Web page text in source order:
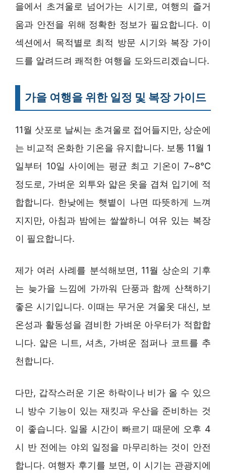
을에서 초겨울로 넘어가는 시기로, 여행의 즐거
움과 안전을 위해 정확한 정보가 필요합니다. 이
섹션에서 목적별로 최적 방문 시기와 복장 가이
드를 알려드려 쾌적한 여행을 도와드리겠습니다.
가을 여행을 위한 일정 및 복장 가이드
11월 삿포로 날씨는 초겨울로 접어들지만, 상순에
는 비교적 온화한 기온을 유지합니다. 보통 11월 1
일부터 10일 사이에는 평균 최고 기온이 7~8°C
정도로, 가벼운 외투와 얇은 옷을 겹쳐 입기에 적
합합니다. 한낮에는 햇볕이 나면 따뜻하게 느껴
지지만, 아침과 밤에는 쌀쌀하니 여유 있는 복장
이 필요합니다.
제가 여러 사례를 분석해보면, 11월 상순의 기후
는 늦가을 느낌에 가까워 단풍과 함께 산책하기
좋은 시기입니다. 이때는 무거운 겨울옷 대신, 보
온성과 활동성을 겸비한 가벼운 아우터가 적합합
니다. 얇은 니트, 셔츠, 가벼운 점퍼나 코트를 추
천합니다.
다만, 갑작스러운 기온 하락이나 비가 올 수 있으
니 방수 기능이 있는 재킷과 우산을 준비하는 것
이 좋습니다. 일몰 시간이 빠르기 때문에 오후 4
시 반 전에는 야외 일정을 마무리하는 것이 안전
합니다. 여행자 후기를 보면, 이 시기는 관광지에